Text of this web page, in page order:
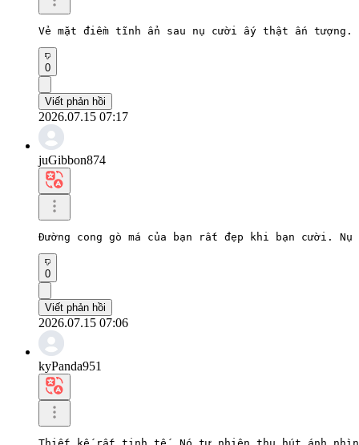
Vẻ mặt điềm tĩnh ẩn sau nụ cười ấy thật ấn tượng.
0
Viết phản hồi
2026.07.15 07:17
juGibbon874
Đường cong gò má của bạn rất đẹp khi bạn cười.
0
Viết phản hồi
2026.07.15 07:06
kyPanda951